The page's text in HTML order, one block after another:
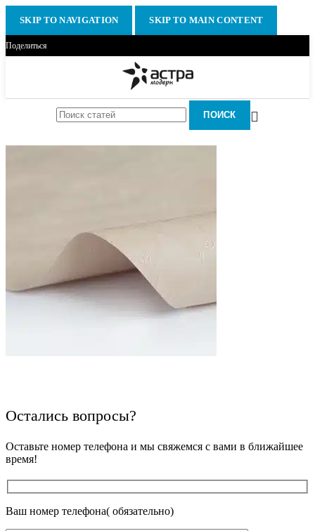
SKIP TO NAVIGATION SKIP TO MAIN CONTENT
Поделиться
ПОИСК
Остались вопросы?
Оставьте номер телефона и мы свяжемся с вами в ближайшее
время!
Ваш номер телефона( обязательно)